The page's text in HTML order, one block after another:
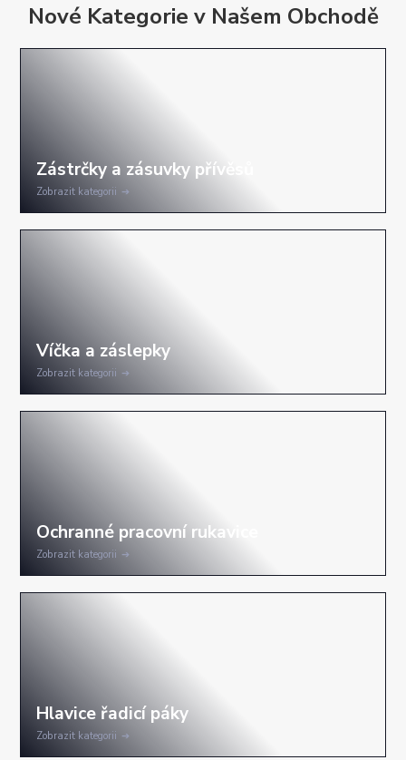
Nové Kategorie v Našem Obchodě
Zobrazit kategorii
Zobrazit kategorii
Zobrazit kategorii
Zobrazit kategorii